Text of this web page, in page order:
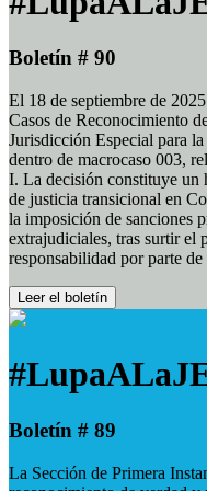
Boletín # 90
El 18 de septiembre de
Casos de Reconocimiento
Jurisdicción Especial para
dentro de macrocaso 003,
I. La decisión constituye un
de justicia transicional en
la imposición de sanciones
extrajudiciales, tras surtir el
responsabilidad por parte
Leer el boletín
Boletín # 89
La Sección de Primera